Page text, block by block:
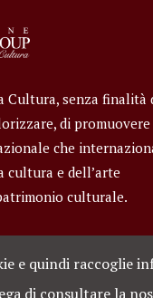
Cultura, senza finalità
di promuovere
che
cultura e dell’arte
culturale.
e quindi raccoglie
di consultare la